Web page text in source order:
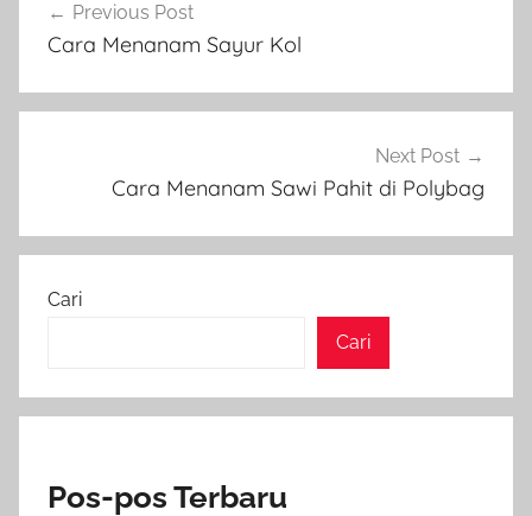
pos
Previous Post
Cara Menanam Sayur Kol
Next Post
Cara Menanam Sawi Pahit di Polybag
Cari
Cari
Pos-pos Terbaru